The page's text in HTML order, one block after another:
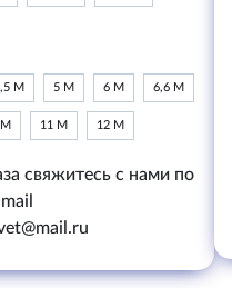
М 5 М 6 М 6,6 М
М 11 М 12 М
свяжитесь с нами по